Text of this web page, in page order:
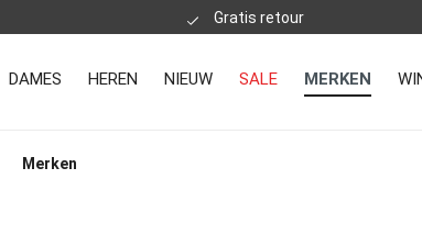
Gratis retour
DAMES HEREN NIEUW SALE MERKEN
Merken